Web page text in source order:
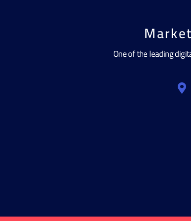
One of the leading